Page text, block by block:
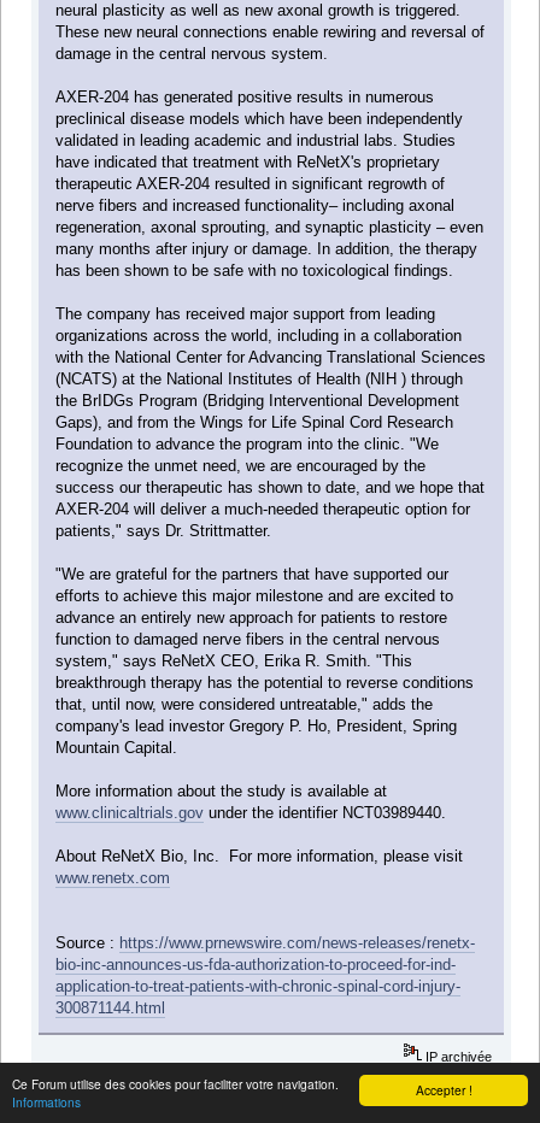
Accepter !
Ce Forum utilise des cookies pour faciliter votre navigation.
Informations
neural plasticity as well as new axonal growth is triggered.
These new neural connections enable rewiring and reversal of
damage in the central nervous system.
AXER-204 has generated positive results in numerous
preclinical disease models which have been independently
validated in leading academic and industrial labs. Studies
have indicated that treatment with ReNetX's proprietary
therapeutic AXER-204 resulted in significant regrowth of
nerve fibers and increased functionality– including axonal
regeneration, axonal sprouting, and synaptic plasticity – even
many months after injury or damage. In addition, the therapy
has been shown to be safe with no toxicological findings.
The company has received major support from leading
organizations across the world, including in a collaboration
with the National Center for Advancing Translational Sciences
(NCATS) at the National Institutes of Health (NIH ) through
the BrIDGs Program (Bridging Interventional Development
Gaps), and from the Wings for Life Spinal Cord Research
Foundation to advance the program into the clinic. "We
recognize the unmet need, we are encouraged by the
success our therapeutic has shown to date, and we hope that
AXER-204 will deliver a much-needed therapeutic option for
patients," says Dr. Strittmatter.
"We are grateful for the partners that have supported our
efforts to achieve this major milestone and are excited to
advance an entirely new approach for patients to restore
function to damaged nerve fibers in the central nervous
system," says ReNetX CEO, Erika R. Smith. "This
breakthrough therapy has the potential to reverse conditions
that, until now, were considered untreatable," adds the
company's lead investor Gregory P. Ho, President, Spring
Mountain Capital.
More information about the study is available at
www.clinicaltrials.gov under the identifier NCT03989440.
About ReNetX Bio, Inc. For more information, please visit
www.renetx.com
Source : https://www.prnewswire.com/news-releases/renetx-
bio-inc-announces-us-fda-authorization-to-proceed-for-ind-
application-to-treat-patients-with-chronic-spinal-cord-injury-
300871144.html
IP archivée
TDelrieu